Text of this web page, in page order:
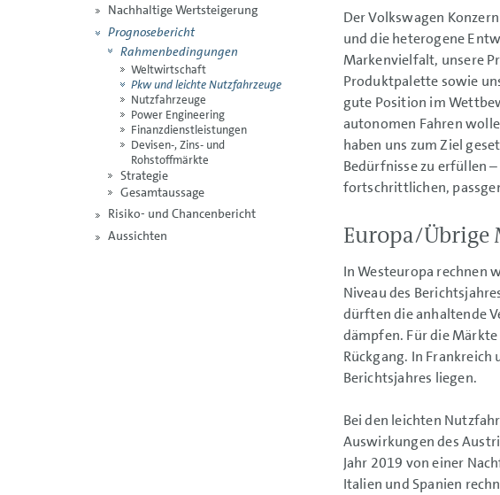
Nachhaltige Wertsteigerung
Prognosebericht
Rahmenbedingungen
Weltwirtschaft
Pkw und leichte Nutzfahrzeuge
Nutzfahrzeuge
Power Engineering
Finanzdienstleistungen
Devisen-, Zins- und
Rohstoffmärkte
Strategie
Gesamtaussage
Risiko- und Chancenbericht
Aussichten
Der Volkswagen
und die heterogene
Markenvielfalt, unsere
Produktpalette sowie
gute Position im
autonomen Fahren
haben uns zum Ziel
Bedürfnisse zu erfüllen
fortschrittlichen,
Europa/Übrige
In Westeuropa rechnen
Niveau des
dürften die anhaltende
dämpfen. Für die
Rückgang. In
Berichtsjahres liegen.
Bei den leichten
Auswirkungen des
Jahr 2019 von einer
Italien und Spanien